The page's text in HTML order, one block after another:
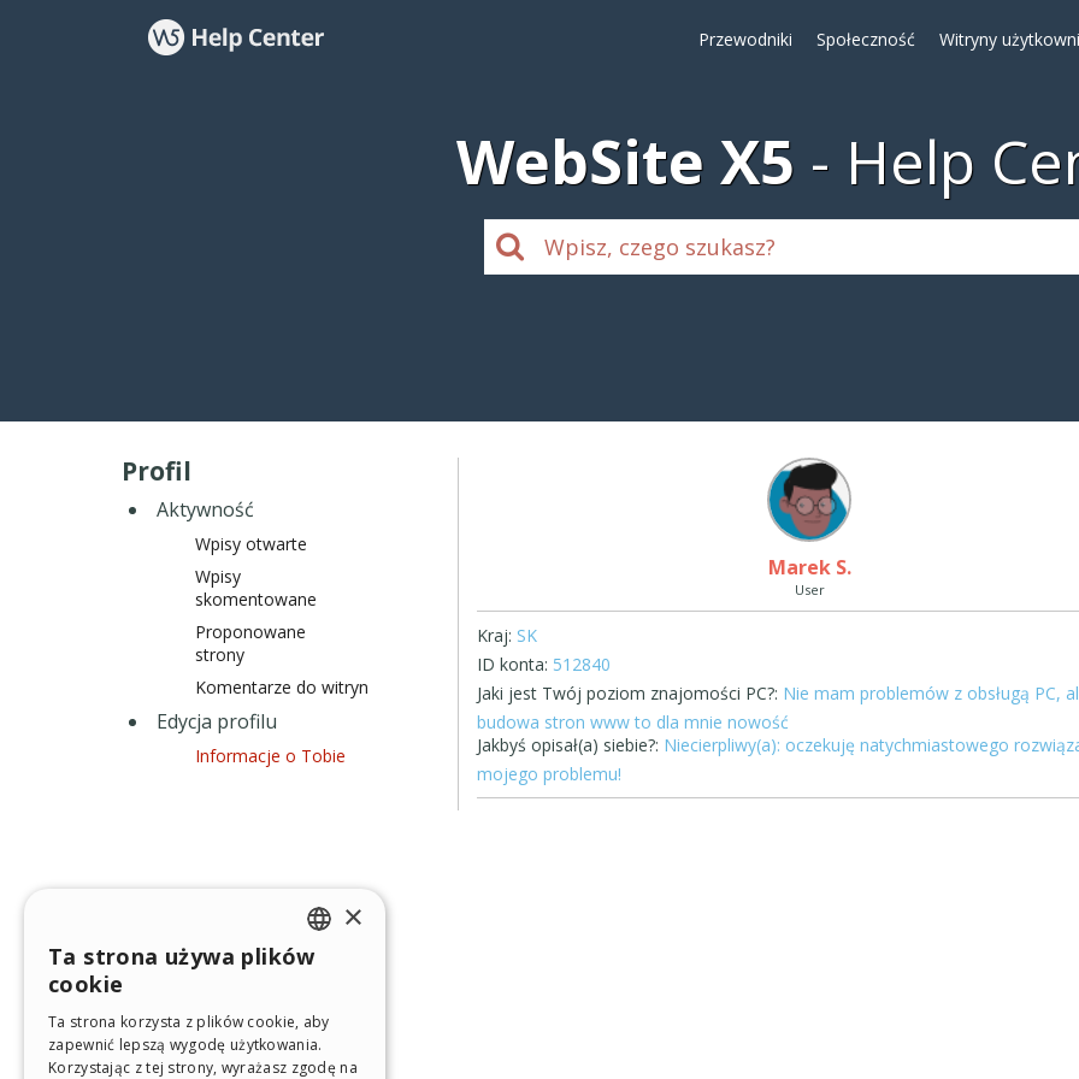
Przewodniki Społeczność Witryny
WebSite X5 Help
Profil
Aktywność
Wpisy otwarte
Wpisy
skomentowane
Proponowane
strony
Komentarze do witryn
Edycja profilu
Informacje o Tobie
Marek S.
User
Kraj: SK
ID konta: 512840
Jaki jest Twój poziom znajomości PC?: Nie mam problemów z obsługą PC,
budowa stron www to dla mnie nowość
Jakbyś opisał(a) siebie?: Niecierpliwy(a): oczekuję natychmiastowego
mojego problemu!
ENGLISH
GERMAN
×
Ta strona używa plików
cookie
Ta strona korzysta z plików cookie, aby
zapewnić lepszą wygodę użytkowania.
Korzystając z tej strony, wyrażasz zgodę na